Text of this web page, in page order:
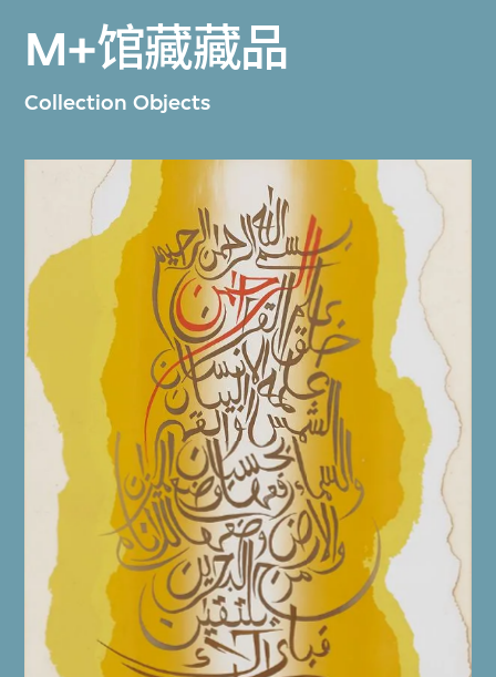
M+馆藏藏品
Collection Objects